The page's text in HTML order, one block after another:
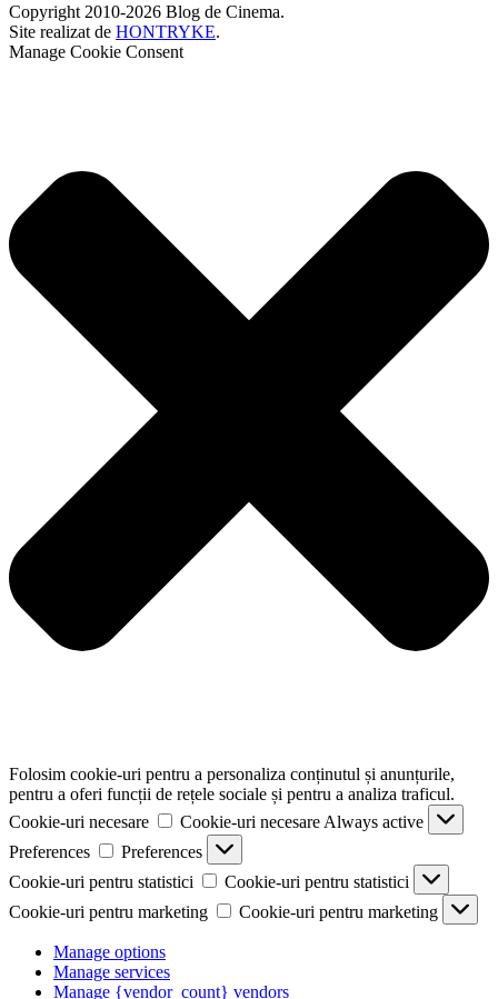
Copyright 2010-2026 Blog de Cinema.
Site realizat de HONTRYKE.
Manage Cookie Consent
Folosim cookie-uri pentru a personaliza conținutul și anunțurile,
pentru a oferi funcții de rețele sociale și pentru a analiza traficul.
Cookie-uri necesare
Cookie-uri necesare Always active
Preferences
Preferences
Cookie-uri pentru statistici
Cookie-uri pentru statistici
Cookie-uri pentru marketing
Cookie-uri pentru marketing
Manage options
Manage services
Manage {vendor_count} vendors